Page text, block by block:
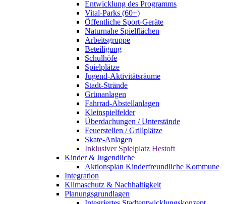
Entwicklung des Programms
Vital-Parks (60+)
Öffentliche Sport-Geräte
Naturnahe Spielflächen
Arbeitsgruppe
Beteiligung
Schulhöfe
Spielplätze
Jugend-Aktivitätsräume
Stadt-Strände
Grünanlagen
Fahrrad-Abstellanlagen
Kleinspielfelder
Überdachungen / Unterstände
Feuerstellen / Grillplätze
Skate-Anlagen
Inklusiver Spielplatz Hestoft
Kinder & Jugendliche
Aktionsplan Kinderfreundliche Kommune
Integration
Klimaschutz & Nachhaltigkeit
Planungsgrundlagen